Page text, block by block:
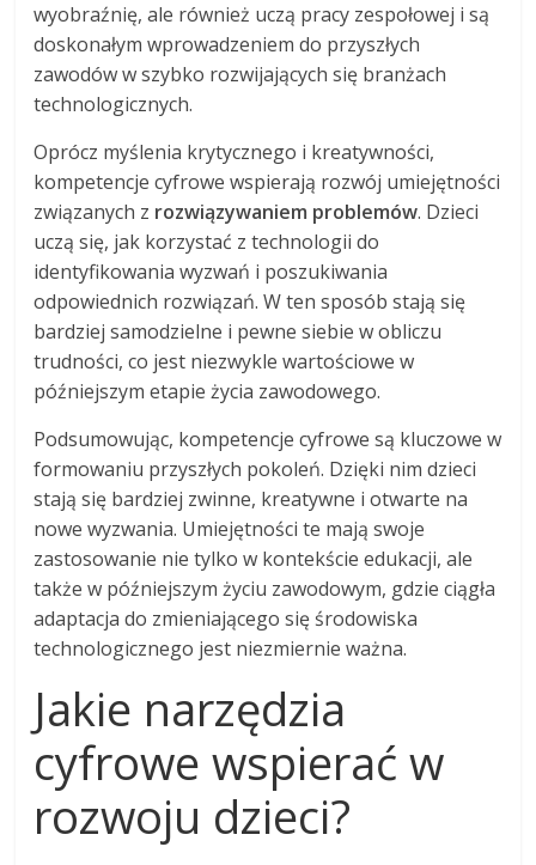
wyobraźnię, ale również uczą pracy zespołowej i są
doskonałym wprowadzeniem do przyszłych
zawodów w szybko rozwijających się branżach
technologicznych.
Oprócz myślenia krytycznego i kreatywności,
kompetencje cyfrowe wspierają rozwój umiejętności
związanych z rozwiązywaniem problemów. Dzieci
uczą się, jak korzystać z technologii do
identyfikowania wyzwań i poszukiwania
odpowiednich rozwiązań. W ten sposób stają się
bardziej samodzielne i pewne siebie w obliczu
trudności, co jest niezwykle wartościowe w
późniejszym etapie życia zawodowego.
Podsumowując, kompetencje cyfrowe są kluczowe w
formowaniu przyszłych pokoleń. Dzięki nim dzieci
stają się bardziej zwinne, kreatywne i otwarte na
nowe wyzwania. Umiejętności te mają swoje
zastosowanie nie tylko w kontekście edukacji, ale
także w późniejszym życiu zawodowym, gdzie ciągła
adaptacja do zmieniającego się środowiska
technologicznego jest niezmiernie ważna.
Jakie narzędzia
cyfrowe wspierać w
rozwoju dzieci?